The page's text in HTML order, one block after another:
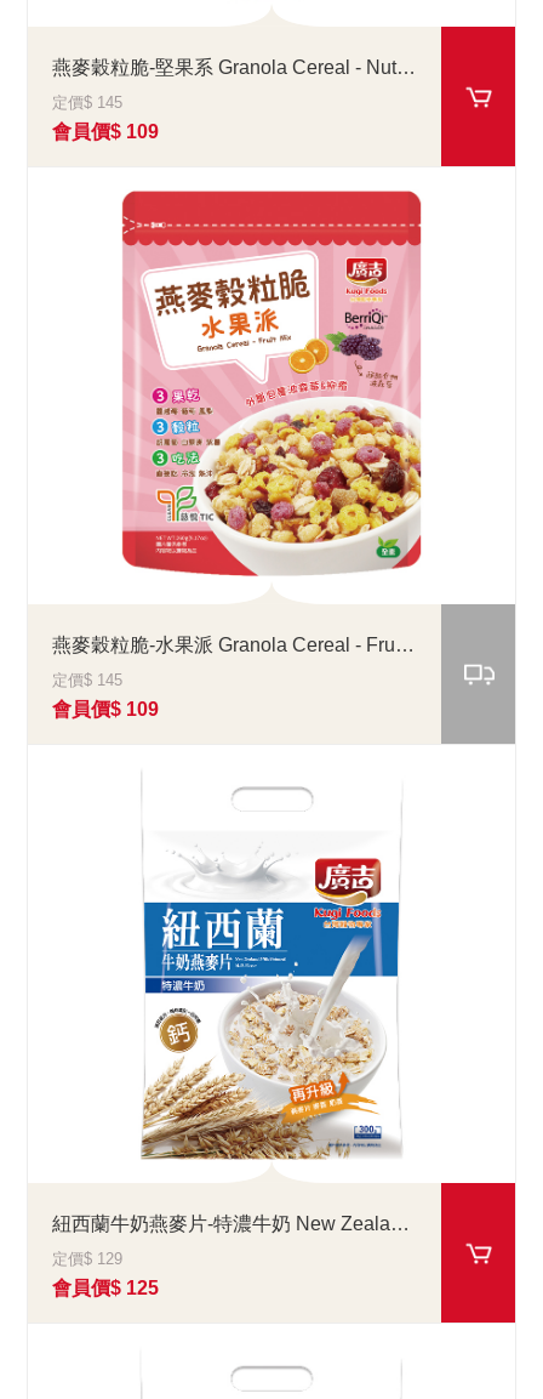
燕麥穀粒脆-堅果系 Granola Cereal - Nut Mix
定價$ 145
會員價$ 109
燕麥穀粒脆-水果派 Granola Cereal - Fruit Mix
定價$ 145
會員價$ 109
紐西蘭牛奶燕麥片-特濃牛奶 New Zealand Milk Oatmeal-Milk Flavor
定價$ 129
會員價$ 125